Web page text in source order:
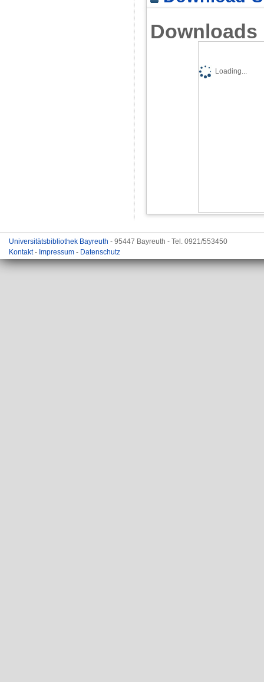
Downloads
Loading...
Universitätsbibliothek Bayreuth - 95447 Bayreuth - Tel. 0921/553450
Kontakt- Impressum - Datenschutz